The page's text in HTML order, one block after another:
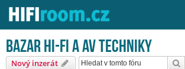
Server o Hi-Fi a AV technice
Bazar HI-FI a AV techniky
Nový inzerát